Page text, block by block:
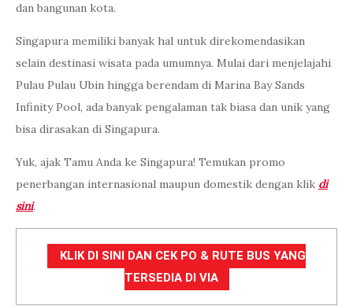
dan bangunan kota.
Singapura memiliki banyak hal untuk direkomendasikan
selain destinasi wisata pada umumnya. Mulai dari menjelajahi
Pulau Pulau Ubin hingga berendam di Marina Bay Sands
Infinity Pool, ada banyak pengalaman tak biasa dan unik yang
bisa dirasakan di Singapura.
Yuk, ajak Tamu Anda ke Singapura! Temukan promo
penerbangan internasional maupun domestik dengan klik di
sini.
KLIK DI SINI DAN CEK PO & RUTE BUS YANG
TERSEDIA DI VIA